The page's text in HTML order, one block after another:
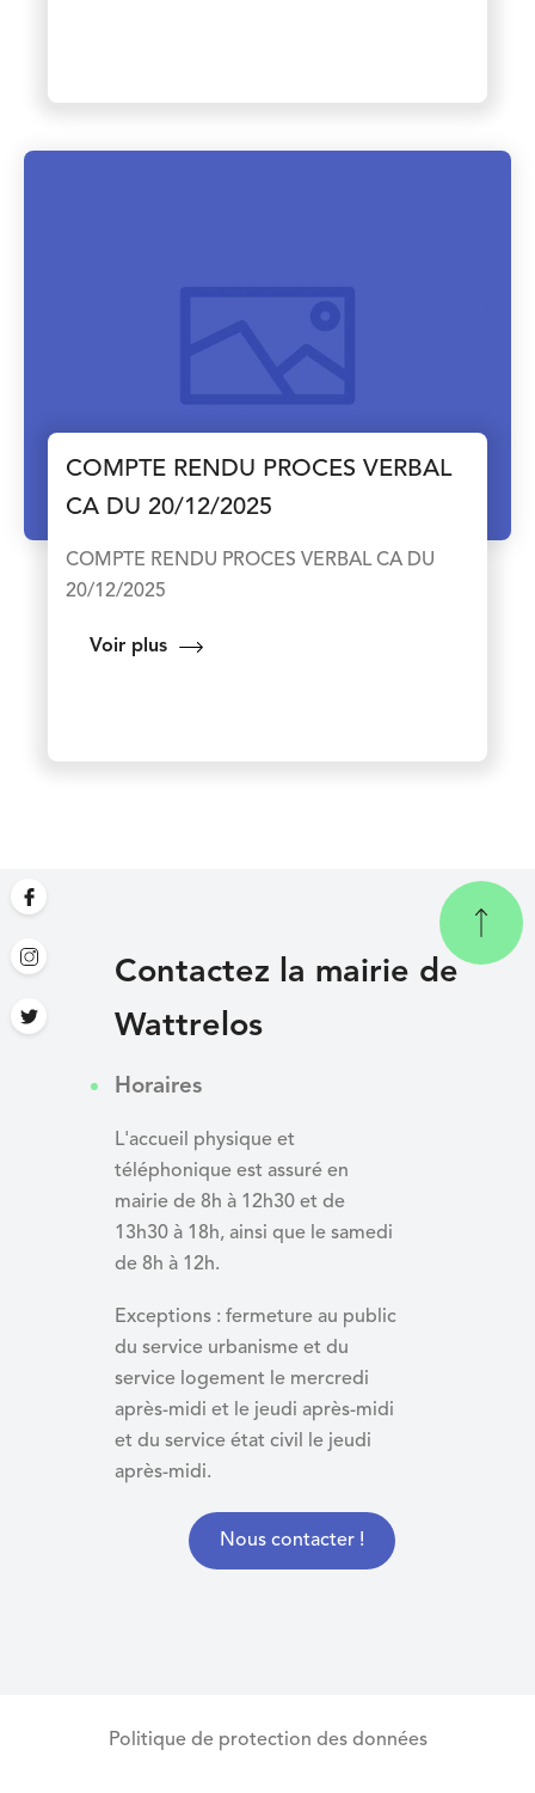
COMPTE RENDU PROCES VERBAL
CA DU 20/12/2025
COMPTE RENDU PROCES VERBAL CA DU
20/12/2025
Voir plus
Contactez la mairie de
Wattrelos
Horaires
L'accueil physique et
téléphonique est assuré en
mairie de 8h à 12h30 et de
13h30 à 18h, ainsi que le samedi
de 8h à 12h.
Exceptions : fermeture au public
du service urbanisme et du
service logement le mercredi
après-midi et le jeudi après-midi
et du service état civil le jeudi
après-midi.
Nous contacter !
Politique de protection des données